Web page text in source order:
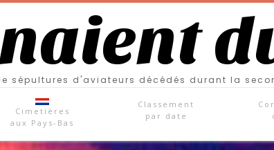
sépultures d'aviateurs décédés durant la
Cimetières
aux Pays-Bas
Classement
par date